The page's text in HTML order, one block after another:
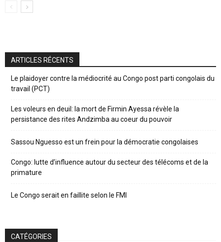
ARTICLES RÉCENTS
Le plaidoyer contre la médiocrité au Congo post parti congolais du
travail (PCT)
Les voleurs en deuil: la mort de Firmin Ayessa révèle la
persistance des rites Andzimba au coeur du pouvoir
Sassou Nguesso est un frein pour la démocratie congolaises
Congo: lutte d’influence autour du secteur des télécoms et de la
primature
Le Congo serait en faillite selon le FMI
CATÉGORIES